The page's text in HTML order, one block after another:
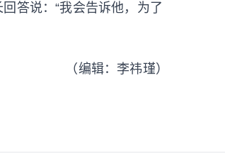
答说：“我会告诉他，为了
（编辑：李祎瑾）